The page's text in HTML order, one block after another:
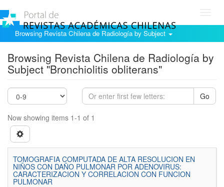
Browsing Revista Chilena de Radiología by Subject
Browsing Revista Chilena de Radiología by
Subject "Bronchiolitis obliterans"
Go
Now showing items 1-1 of 1
TOMOGRAFIA COMPUTADA DE ALTA RESOLUCION EN
NIÑOS CON DAÑO PULMONAR POR ADENOVIRUS:
CARACTERIZACION Y CORRELACION CON FUNCION
PULMONAR